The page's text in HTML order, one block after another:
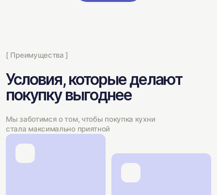
[ Преимущества ]
Условия, которые делают
покупку выгоднее
Мы заботимся о том, чтобы покупка кухни
стала максимально приятной